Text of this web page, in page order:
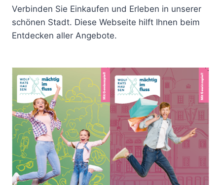
Verbinden Sie Einkaufen und Erleben in unserer
schönen Stadt. Diese Webseite hilft Ihnen beim
Entdecken aller Angebote.